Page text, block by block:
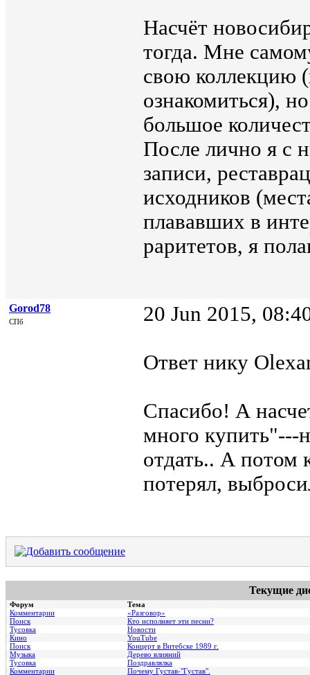
Насчёт
тогда. Мне
свою коллекцию
ознакомиться),
большое
После лично я с
записи,
исходников
плававших в
раритетов, я
Gorod78
СПб 20 Jun 2015,
Ответ нику
Спасибо! А
много купить"---
отдать.. А потом
потерял,
Текущие
Форум
Тема
Комментарии
«Разговор»
Поиск
Кто исполняет эти песни?
Тусовка
Новости
Кино
YouTube
Поиск
Концерт в Витебске 1989 г.
Музыка
Дерево влияний
Тусовка
Поздравлялка
Комментарии
Почему Густав-"Густав".